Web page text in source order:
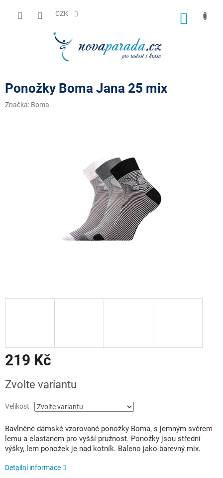
CZK
Ponožky Boma Jana 25 mix
Značka: Boma
219 Kč
cena:
Zvolte variantu
Velikost
Bavlněné dámské vzorované ponožky Boma, s jemným svěrem
lemu a elastanem pro vyšší pružnost. Ponožky jsou střední
výšky, lem ponožek je nad kotník. Baleno jako barevný mix.
Detailní informace